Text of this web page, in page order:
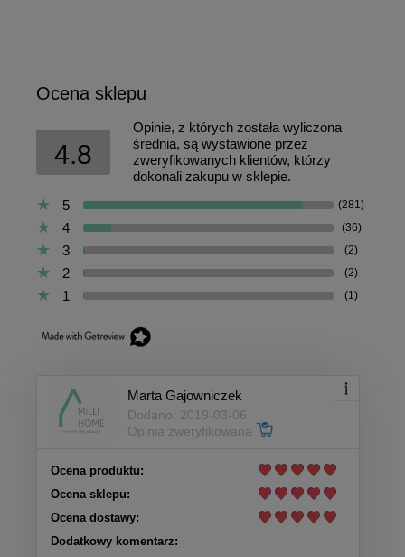
Ocena sklepu
4.8
Opinie, z których została wyliczona
średnia, są wystawione przez
zweryfikowanych klientów, którzy
dokonali zakupu w sklepie.
5
(281)
4 (36)
3 (2)
2 (2)
1 (1)
Marta Gajowniczek
Dodano: 2019-03-06
Opinia zweryfikowana
Ocena produktu:
Ocena sklepu:
Ocena dostawy:
Dodatkowy komentarz: